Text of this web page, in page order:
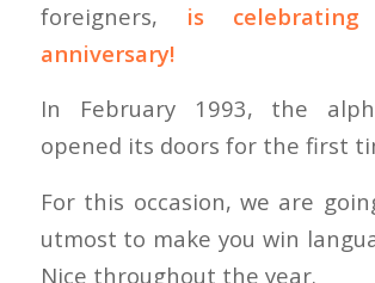
foreigners, is
anniversary!
In February 1993, the
opened its doors for the first
For this occasion, we are
utmost to make you win
Nice throughout the year.